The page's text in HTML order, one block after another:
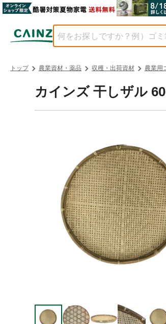
トップ 農業資材・薬品 収穫・出荷資材 農業用
カインズ 干しザル